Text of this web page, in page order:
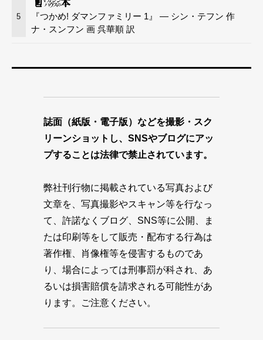
5
『つかめ! ダマンファミリー 1』 — シン・テフン 作
ナ・スンフン 画 呉華順 訳
誌面（紙版・電子版）などを撮影・スク
リーンショットし、SNSやブログにアッ
プすることは法律で禁止されています。
弊社刊行物に掲載されている写真および
文章を、写真撮影やスキャン等を行なっ
て、許諾なくブログ、SNS等に公開、ま
たは印刷等をして販売・配布する行為は
著作権、肖像権等を侵害するものであ
り、場合によっては刑事罰が科され、あ
るいは損害賠償を請求される可能性があ
ります。ご注意ください。